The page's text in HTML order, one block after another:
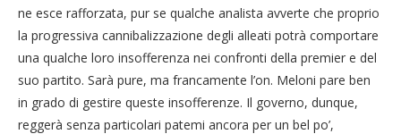
ne esce rafforzata, pur se qualche analista avverte che proprio
la progressiva cannibalizzazione degli alleati potrà comportare
una qualche loro insofferenza nei confronti della premier e del
suo partito. Sarà pure, ma francamente l’on. Meloni pare ben
in grado di gestire queste insofferenze. Il governo, dunque,
reggerà senza particolari patemi ancora per un bel po’,